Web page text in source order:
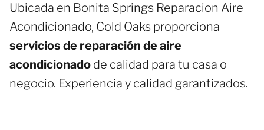
Ubicada en Bonita Springs Reparacion Aire
Acondicionado, Cold Oaks proporciona
servicios de reparación de aire
acondicionado de calidad para tu casa o
negocio. Experiencia y calidad garantizados.